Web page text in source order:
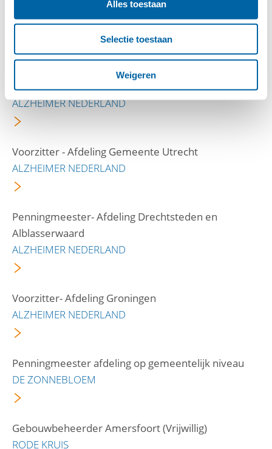
Alles toestaan
Selectie toestaan
Weigeren
Coördinator paddentrek Loosduinen
DIERENBESCHERMING
Voorzitter - Afdeling Veluwe Vallei-Grebbe
ALZHEIMER NEDERLAND
Voorzitter - Afdeling Gemeente Utrecht
ALZHEIMER NEDERLAND
Penningmeester- Afdeling Drechtsteden en
Alblasserwaard
ALZHEIMER NEDERLAND
Voorzitter- Afdeling Groningen
ALZHEIMER NEDERLAND
Penningmeester afdeling op gemeentelijk niveau
DE ZONNEBLOEM
Gebouwbeheerder Amersfoort (Vrijwillig)
RODE KRUIS